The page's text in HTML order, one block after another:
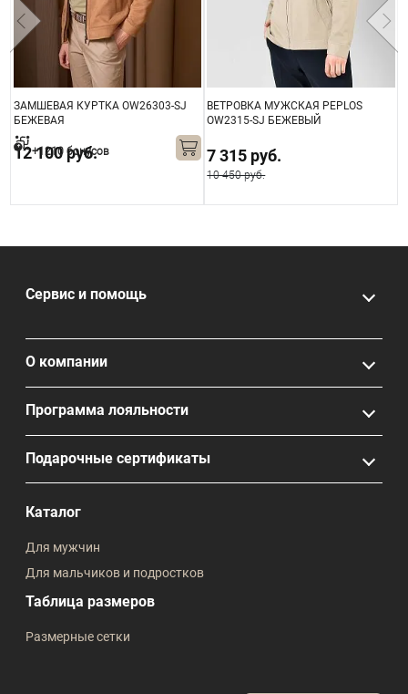
ЗАМШЕВАЯ КУРТКА OW26303-SJ
БЕЖЕВАЯ
12 100 руб.
+1210 бонусов
ВЕТРОВКА МУЖСКАЯ PEPLOS
OW2315-SJ БЕЖЕВЫЙ
7 315 руб.
10 450 руб.
Сервис и помощь
О компании
Программа лояльности
Подарочные сертификаты
Каталог
Для мужчин
Для мальчиков и подростков
Таблица размеров
Размерные сетки